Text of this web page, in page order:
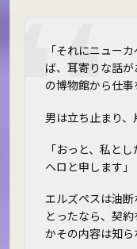
「それにニュー
ば、耳寄りな話
の博物館から仕事
男は立ち止まり、
「おっと、私と
ヘロと申します」
エルズペスは油
とったなら、契
か――その内容は知ら